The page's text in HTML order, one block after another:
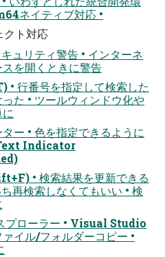
ネイティブ対応 •
クト対応
リティ警告 • インターネ
を開くときに警告
行番号を指定して検索した
た • ツールウィンドウ化や
ー • 色を指定できるように
Indicator
• 検索結果を更新できる
再検索しなくてもいい • 検
プローラー • Visual Studio
イル/フォルダーコピー •